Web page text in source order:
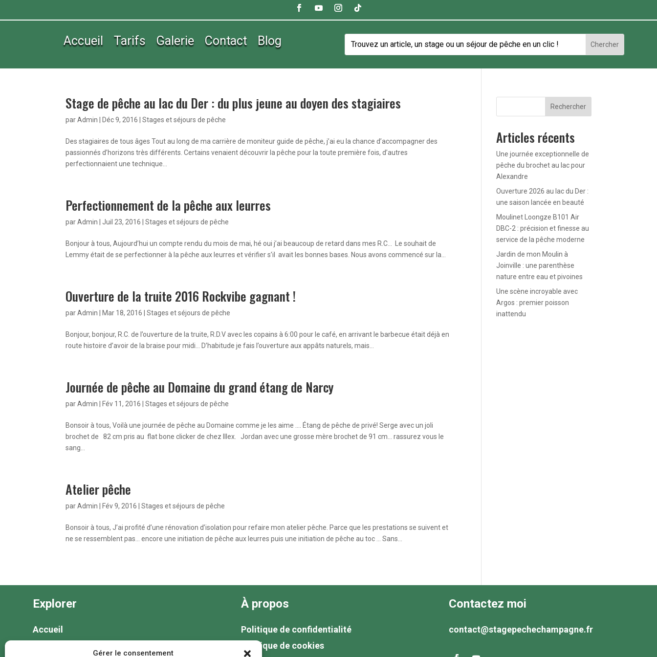
Gérer le consentement
Accueil Tarifs Galerie Contact Blog
Stage de pêche au lac du Der : du plus jeune au doyen des stagiaires
parAdmin Déc 9, 2016 |Stages et séjours de pêche
Des stagiaires de tous âges Tout au long de ma carrière de moniteur guide de pêche, j’ai eu la chance d’accompagner des
passionnés d’horizons très différents. Certains venaient découvrir la pêche pour la toute première fois, d’autres
perfectionnaient une technique...
Perfectionnement de la pêche aux leurres
parAdmin |Juil 23, 2016 |Stages et séjours de pêche
Bonjour à tous, Aujourd’hui un compte rendu du mois de mai, hé oui j’ai beaucoup de retard dans mes R.C… Le souhait de
Lemmy était de se perfectionner à la pêche aux leurres et vérifier s’il avait les bonnes bases. Nous avons commencé sur la...
Ouverture de la truite 2016 Rockvibe gagnant !
parAdmin Mar 18, 2016 |Stages et séjours de pêche
Bonjour, bonjour, R.C. de l’ouverture de la truite, R.D.V avec les copains à 6:00 pour le café, en arrivant le barbecue était déjà en
route histoire d’avoir de la braise pour midi… D’habitude je fais l’ouverture aux appâts naturels, mais...
Journée de pêche au Domaine du grand étang de Narcy
parAdmin Fév 11, 2016 |Stages et séjours de pêche
Bonsoir à tous, Voilà une journée de pêche au Domaine comme je les aime …. Étang de pêche de privé! Serge avec un joli
brochet de 82 cm pris au flat bone clicker de chez Illex. Jordan avec une grosse mère brochet de 91 cm… rassurez vous le
sang...
Atelier pêche
parAdmin Fév 9, 2016 |Stages et séjours de pêche
Bonsoir à tous, J’ai profité d’une rénovation d’isolation pour refaire mon atelier pêche. Parce que les prestations se suivent et
ne se ressemblent pas… encore une initiation de pêche aux leurres puis une initiation de pêche au toc … Sans...
Rechercher
Articles récents
Une journée exceptionnelle de
pêche du brochet au lac pour
Alexandre
Ouverture 2026 au lac du Der :
une saison lancée en beauté
Moulinet Loongze B101 Air
DBC-2 : précision et finesse au
service de la pêche moderne
Jardin de mon Moulin à
Joinville : une parenthèse
nature entre eau et pivoines
Une scène incroyable avec
Argos : premier poisson
inattendu
Explorer
Accueil
À propos
Politique de confidentialité
Politique de cookies
Contactez moi
contact@stagepechechampagne.fr